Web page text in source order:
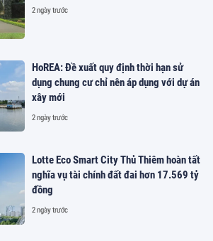
2 ngày trước
HoREA: Đề xuất quy định thời hạn sử
dụng chung cư chỉ nên áp dụng với dự án
xây mới
2 ngày trước
Lotte Eco Smart City Thủ Thiêm hoàn tất
nghĩa vụ tài chính đất đai hơn 17.569 tỷ
đồng
2 ngày trước